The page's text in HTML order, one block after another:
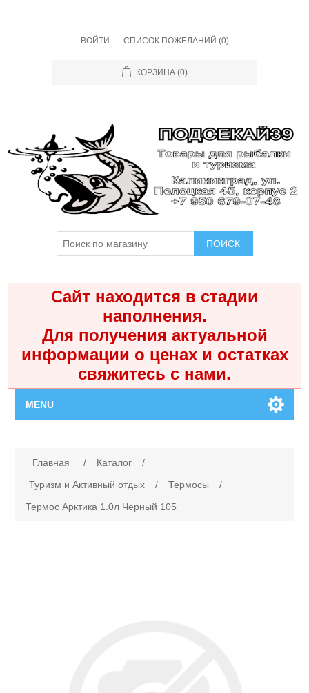
ВОЙТИ СПИСОК ПОЖЕЛАНИЙ (0)
КОРЗИНА (0)
ПОИСК
Сайт находится в стадии
наполнения.
Для получения актуальной
информации о ценах и остатках
свяжитесь с нами.
MENU
Каталог
Главная / Каталог
/
Туризм и Активный отдых
/ Термосы
/
Термос Арктика 1.0л Черный 105